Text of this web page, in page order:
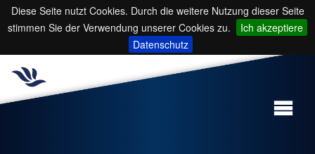
Diese Seite nutzt Cookies. Durch die weitere Nutzung dieser Seite
stimmen Sie der Verwendung unserer Cookies zu.
Ich akzeptiere
Datenschutz